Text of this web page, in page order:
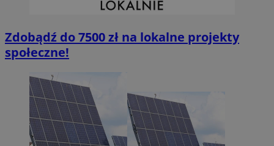
Zdobądź do 7500 zł na lokalne projekty
społeczne!